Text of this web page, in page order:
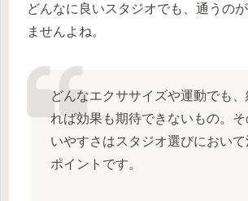
どんなに良いスタジオでも、通うの
ませんよね。
どんなエクササイズや運動でも
れば効果も期待できないもの。
いやすさはスタジオ選びにおいて
ポイントです。